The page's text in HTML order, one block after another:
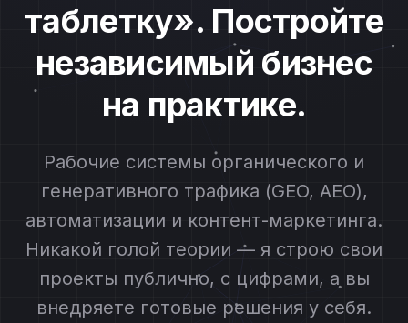
таблетку». Постройте
независимый бизнес
на практике.
Рабочие системы органического и
генеративного трафика (GEO, AEO),
автоматизации и контент-маркетинга.
Никакой голой теории — я строю свои
проекты публично, с цифрами, а вы
внедряете готовые решения у себя.